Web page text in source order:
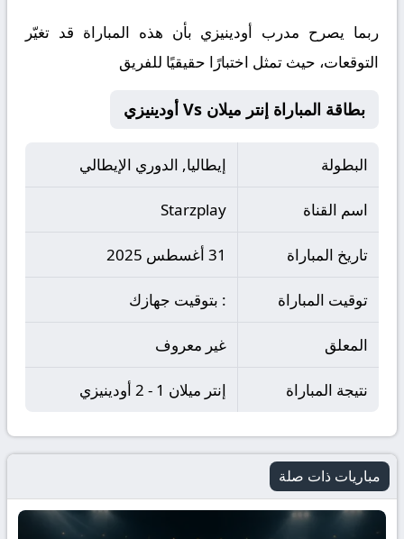
ربما يصرح مدرب أودينيزي بأن هذه المباراة قد تغيّر
التوقعات، حيث تمثل اختبارًا حقيقيًا للفريق
بطاقة المباراة إنتر ميلان Vs أودينيزي
البطولة إيطاليا, الدوري الإيطالي
اسم القناة Starzplay
تاريخ المباراة 31 أغسطس 2025
توقيت المباراة : بتوقيت جهازك
المعلق غير معروف
نتيجة المباراة إنتر ميلان 1 - 2 أودينيزي
مباريات ذات صلة